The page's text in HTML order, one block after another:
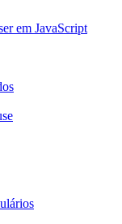
em JavaScript